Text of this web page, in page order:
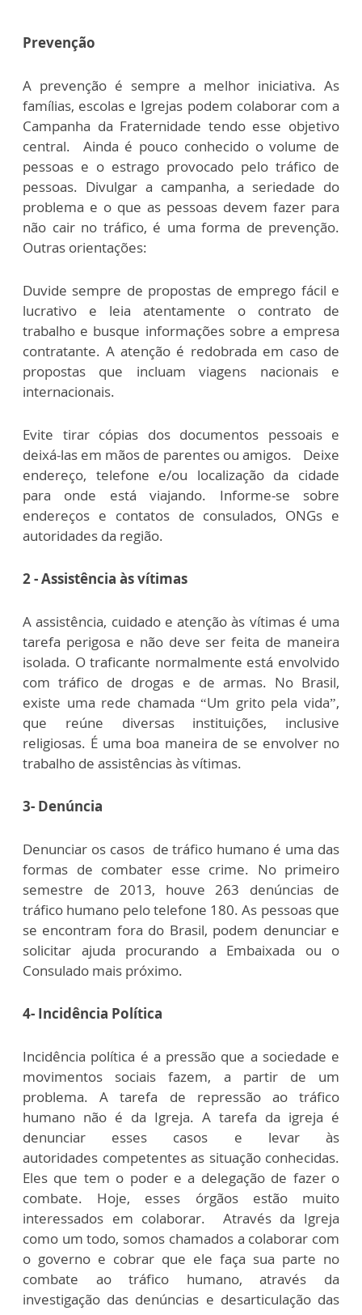
Prevenção
A prevenção é sempre a melhor iniciativa. As
famílias, escolas e Igrejas podem colaborar com a
Campanha da Fraternidade tendo esse objetivo
central. Ainda é pouco conhecido o volume de
pessoas e o estrago provocado pelo tráfico de
pessoas. Divulgar a campanha, a seriedade do
problema e o que as pessoas devem fazer para
não cair no tráfico, é uma forma de prevenção.
Outras orientações:
Duvide sempre de propostas de emprego fácil e
lucrativo e leia atentamente o contrato de
trabalho e busque informações sobre a empresa
contratante. A atenção é redobrada em caso de
propostas que incluam viagens nacionais e
internacionais.
Evite tirar cópias dos documentos pessoais e
deixá-las em mãos de parentes ou amigos. Deixe
endereço, telefone e/ou localização da cidade
para onde está viajando. Informe-se sobre
endereços e contatos de consulados, ONGs e
autoridades da região.
2 - Assistência às vítimas
A assistência, cuidado e atenção às vítimas é uma
tarefa perigosa e não deve ser feita de maneira
isolada. O traficante normalmente está envolvido
com tráfico de drogas e de armas. No Brasil,
existe uma rede chamada “Um grito pela vida”,
que reúne diversas instituições, inclusive
religiosas. É uma boa maneira de se envolver no
trabalho de assistências às vítimas.
3- Denúncia
Denunciar os casos de tráfico humano é uma das
formas de combater esse crime. No primeiro
semestre de 2013, houve 263 denúncias de
tráfico humano pelo telefone 180. As pessoas que
se encontram fora do Brasil, podem denunciar e
solicitar ajuda procurando a Embaixada ou o
Consulado mais próximo.
4- Incidência Política
Incidência política é a pressão que a sociedade e
movimentos sociais fazem, a partir de um
problema. A tarefa de repressão ao tráfico
humano não é da Igreja. A tarefa da igreja é
denunciar esses casos e levar às
autoridades competentes as situação conhecidas.
Eles que tem o poder e a delegação de fazer o
combate. Hoje, esses órgãos estão muito
interessados em colaborar. Através da Igreja
como um todo, somos chamados a colaborar com
o governo e cobrar que ele faça sua parte no
combate ao tráfico humano, através da
investigação das denúncias e desarticulação das